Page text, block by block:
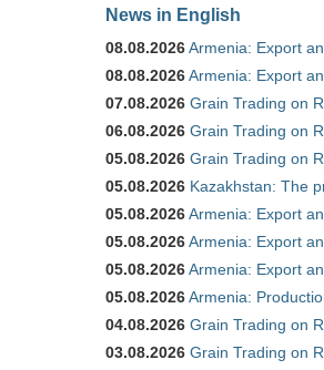
News in English
08.08.2026Armenia: Export
08.08.2026Armenia: Export
07.08.2026 Grain Trading on
06.08.2026 Grain Trading on
05.08.2026 Grain Trading on
05.08.2026 Kazakhstan: The
05.08.2026Armenia: Export
05.08.2026Armenia: Export
05.08.2026Armenia: Export
05.08.2026Armenia:
04.08.2026 Grain Trading on
03.08.2026 Grain Trading on